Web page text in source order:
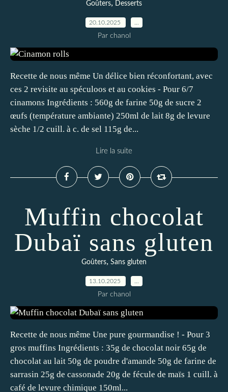
Goûters, Desserts
20.10.2025
Par chanol
Recette de nous même Un délice bien réconfortant, avec
ces 2 revisite au spéculoos et au cookies - Pour 6/7
cinamons Ingrédients : 560g de farine 50g de sucre 2
œufs (température ambiante) 250ml de lait 8g de levure
sèche 1/2 cuill. à c. de sel 115g de...
Lire la suite
Muffin chocolat
Dubaï sans gluten
Goûters, Sans gluten
13.10.2025
Par chanol
Recette de nous même Une pure gourmandise ! - Pour 3
gros muffins Ingrédients : 35g de chocolat noir 65g de
chocolat au lait 50g de poudre d'amande 50g de farine de
sarrasin 25g de cassonade 20g de fécule de maïs 1 cuill. à
café de levure chimique 150ml...